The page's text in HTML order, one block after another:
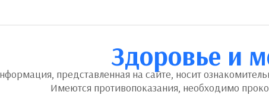
Здоровье и
представленная на сайте, носит
Имеются противопоказания, необходимо